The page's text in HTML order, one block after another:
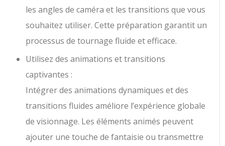
les angles de caméra et les transitions que vous
souhaitez utiliser. Cette préparation garantit un
processus de tournage fluide et efficace.
Utilisez des animations et transitions
captivantes :
Intégrer des animations dynamiques et des
transitions fluides améliore l’expérience globale
de visionnage. Les éléments animés peuvent
ajouter une touche de fantaisie ou transmettre